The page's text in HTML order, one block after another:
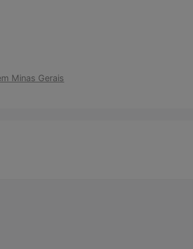
Minas Gerais